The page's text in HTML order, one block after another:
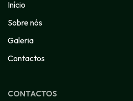
Início
Sobre nós
Galeria
Contactos
CONTACTOS